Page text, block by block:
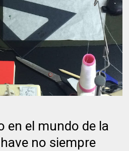
en el mundo de la
no siempre